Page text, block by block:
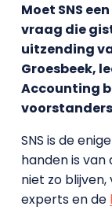
Moet SNS
vraag die
uitzending
Groesbeek,
Accounting
SNS is de
handen is van
niet zo blijven,
experts en de